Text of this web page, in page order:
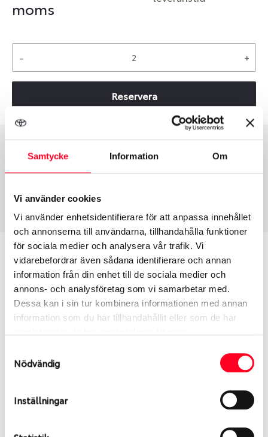
Samtycke Information Om
Vi använder cookies
Vi använder enhetsidentifierare för att anpassa innehållet
och annonserna till användarna, tillhandahålla funktioner
för sociala medier och analysera vår trafik. Vi
vidarebefordrar även sådana identifierare och annan
information från din enhet till de sociala medier och
annons- och analysföretag som vi samarbetar med.
Dessa kan i sin tur kombinera informationen med annan
information som du har tillhandahållit eller som de har
Nödvändig
Inställningar
moms
- +
Reservera
Däcktyp
Sommar
Däckstorlek
235/65 R 17 108H
1461
Passar detta däck min bil?
Ange registreringsnummer för att se om det däck
du valt passar din bilmodell. Om du köper däck som
skall sättas på dina befintliga fälgar, se till att kolla
årens lopp och inte vara samma dimension som
bilen hade ut från fabrik.